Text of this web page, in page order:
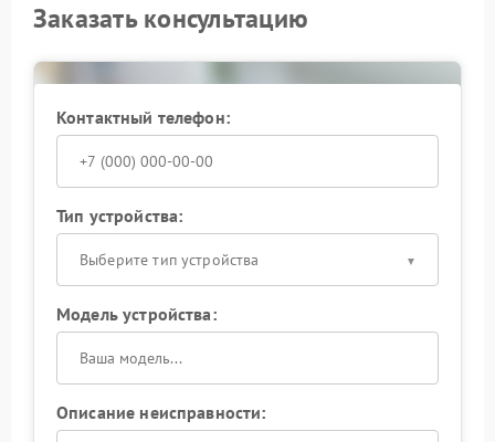
Заказать консультацию
Контактный телефон:
Тип устройства:
Выберите тип устройства
Модель устройства:
Описание неисправности: